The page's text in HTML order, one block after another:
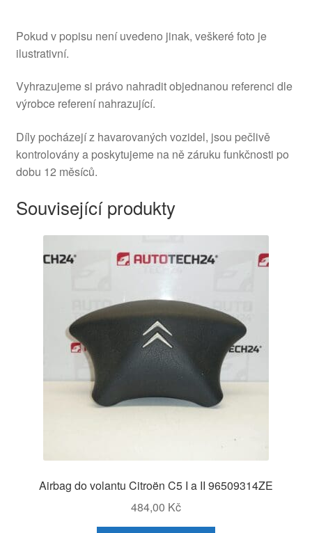
Pokud v popisu není uvedeno jinak, veškeré foto je
ilustrativní.
Vyhrazujeme si právo nahradit objednanou referenci dle
výrobce referení nahrazující.
Díly pocházejí z havarovaných vozidel, jsou pečlivě
kontrolovány a poskytujeme na ně záruku funkčnosti po
dobu 12 měsíců.
Související produkty
Airbag do volantu Citroën C5 I a II 96509314ZE
484,00 Kč